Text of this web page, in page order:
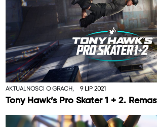
AKTUALNOŚCI O GRACH, 9 LIP 2021
Tony Hawk’s Pro Skater 1 + 2.